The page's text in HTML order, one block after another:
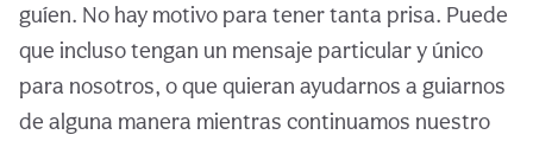
guíen. No hay motivo para tener tanta prisa. Puede
que incluso tengan un mensaje particular y único
para nosotros, o que quieran ayudarnos a guiarnos
de alguna manera mientras continuamos nuestro